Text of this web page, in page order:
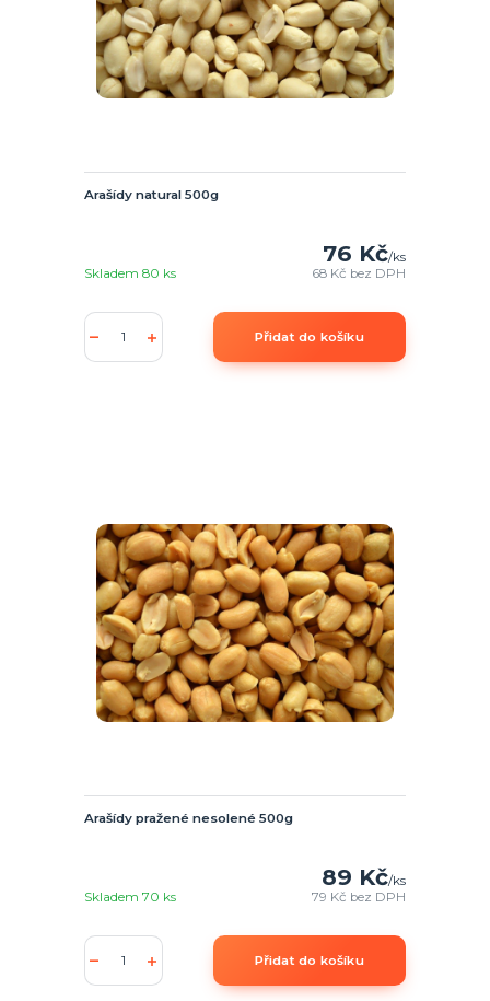
Arašídy natural 500g
76 Kč/ks
68 Kč bez DPH
Skladem 80 ks
Přidat do košíku
Arašídy pražené nesolené 500g
89 Kč/ks
79 Kč bez DPH
Skladem 70 ks
Přidat do košíku